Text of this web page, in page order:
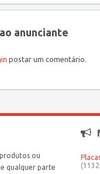
anunciante
postar um comentário.
ou
qualquer parte